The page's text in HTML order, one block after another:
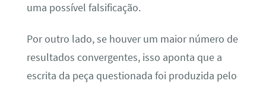
uma possível falsificação.
Por outro lado, se houver um maior número de
resultados convergentes, isso aponta que a
escrita da peça questionada foi produzida pelo